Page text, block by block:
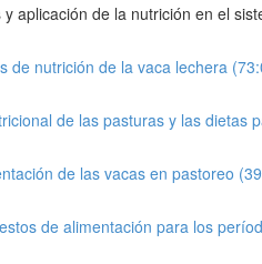
y aplicación de la nutrición en el
de nutrición de la vaca lechera
de las pasturas y las dietas
de las vacas en pastoreo
de alimentación para los